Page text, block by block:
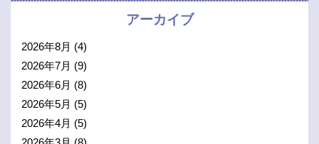
アーカイブ
2026年8月 (4)
2026年7月 (9)
2026年6月 (8)
2026年5月 (5)
2026年4月 (5)